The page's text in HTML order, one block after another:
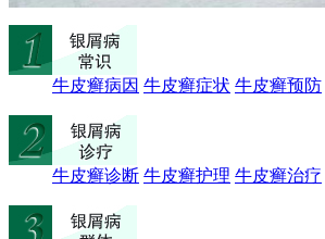
牛皮癣病因 牛皮癣症状 牛皮癣预防
牛皮癣诊断 牛皮癣护理 牛皮癣治疗